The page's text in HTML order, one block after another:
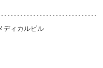
ディカルビル